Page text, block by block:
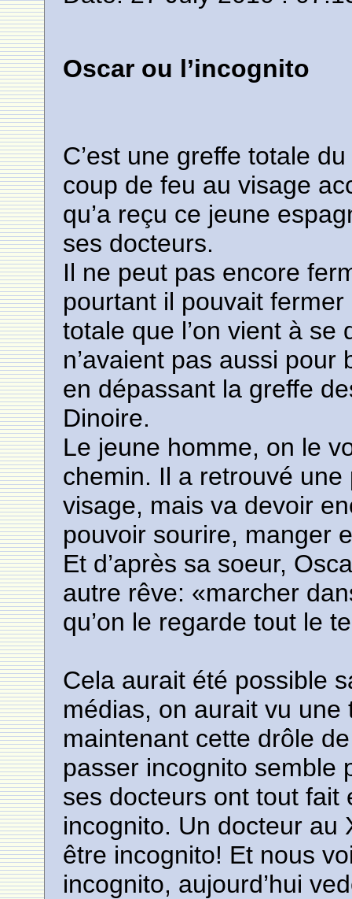
Oscar ou l’incognito
C’est une greffe totale
coup de feu au visage
qu’a reçu ce jeune
ses docteurs.
Il ne peut pas encore
pourtant il pouvait
totale que l’on vient à
n’avaient pas aussi
en dépassant la greffe
Dinoire.
Le jeune homme, on le
chemin. Il a retrouvé
visage, mais va devoir
pouvoir sourire, manger
Et d’après sa soeur,
autre rêve: «marcher
qu’on le regarde tout le
Cela aurait été possible
médias, on aurait vu une
maintenant cette drôle
passer incognito semble
ses docteurs ont tout fait
incognito. Un docteur au
être incognito! Et nous
incognito, aujourd’hui